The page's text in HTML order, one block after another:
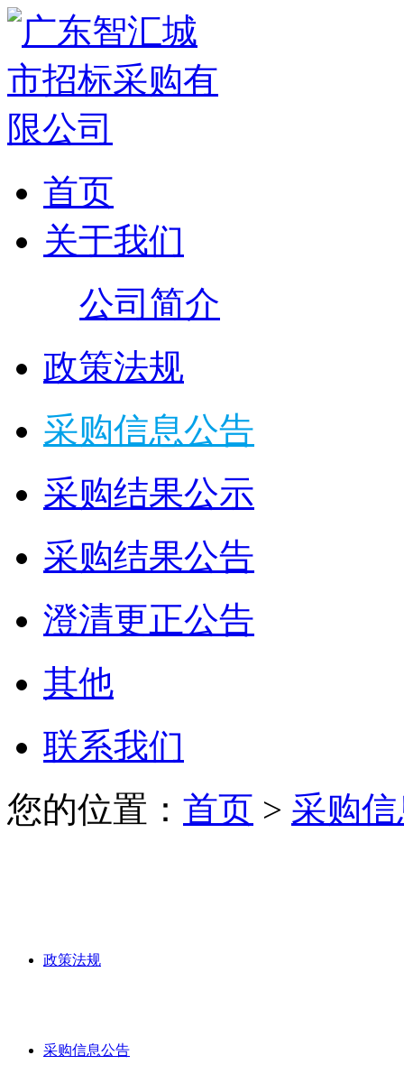
首页
关于我们
公司简介
政策法规
采购信息公告
采购结果公示
采购结果公告
澄清更正公告
其他
联系我们
您的位置： 首页 > 采购
政策法规
采购信息公告